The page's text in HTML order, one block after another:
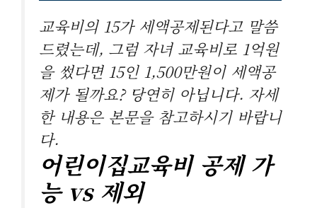
교육비의 15가 세액공제된다고 말씀
드렸는데, 그럼 자녀 교육비로 1억원
을 썼다면 15인 1,500만원이 세액공
제가 될까요? 당연히 아닙니다. 자세
한 내용은 본문을 참고하시기 바랍니
다.
어린이집교육비 공제 가
능 vs 제외